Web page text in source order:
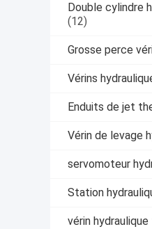
Double cylindre
(12)
Grosse perce
Vérins
Enduits de jet
Vérin de levage
servomoteur
Station
vérin